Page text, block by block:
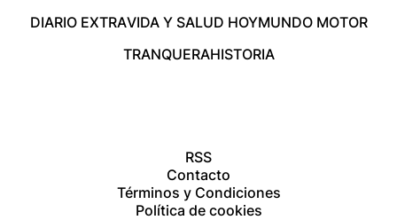
DIARIO EXTRAVIDA Y SALUD HOYMUNDO MOTOR
TRANQUERAHISTORIA
RSS
Contacto
Términos y Condiciones
Política de cookies